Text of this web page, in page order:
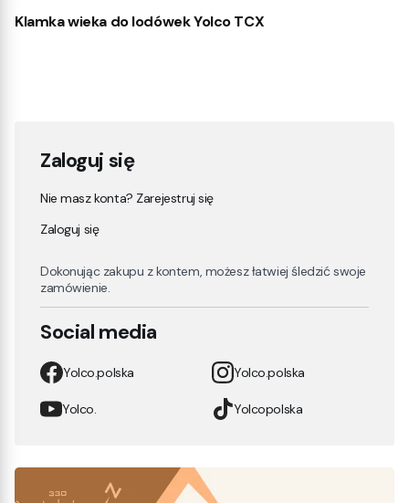
Klamka wieka do lodówek Yolco TCX
Zaloguj się
Nie masz konta? Zarejestruj się
Zaloguj się
Dokonując zakupu z kontem, możesz łatwiej śledzić swoje
zamówienie.
Social media
Yolco.polska Yolco.polska
Yolco. Yolcopolska